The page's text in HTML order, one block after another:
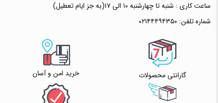
ساعت کاری : شنبه تا چهارشنبه ۱۰ الی ۱۷(به جز ایام تعطیل)
شماره تلفن: ۰۲۱۴۴۴۹۴۳۵۰
گارانتی محصولات خرید امن و آسان